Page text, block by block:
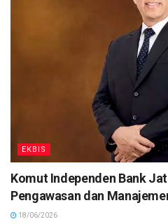
EKBIS
Komut Independen Bank
Pengawasan dan
18/06/2026